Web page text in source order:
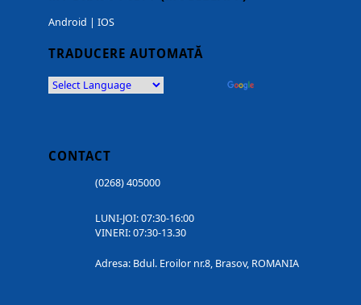
Android | IOS
TRADUCERE AUTOMATĂ
CONTACT
(0268) 405000
LUNI-JOI: 07:30-16:00
VINERI: 07:30-13.30
Adresa: Bdul. Eroilor nr.8, Brasov, ROMANIA